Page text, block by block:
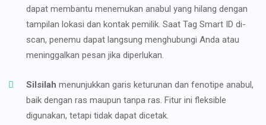
dapat membantu menemukan anabul yang hilang dengan
tampilan lokasi dan kontak pemilik. Saat Tag Smart ID di-
scan, penemu dapat langsung menghubungi Anda atau
meninggalkan pesan jika diperlukan.
Silsilah menunjukkan garis keturunan dan fenotipe anabul,
baik dengan ras maupun tanpa ras. Fitur ini fleksible
digunakan, tetapi tidak dapat dicetak.